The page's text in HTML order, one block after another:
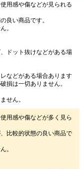
用感や傷などが見られる
良い商品です。
。
ドット抜けなどがある場
などがある場合あります
損は一切ありません。
せん。
用感や傷などが多く見ら
比較的状態の良い商品で
。